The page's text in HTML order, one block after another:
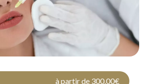
à partir de 300.00€